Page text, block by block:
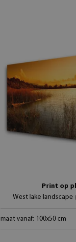
Print op
West lake landscape
maat vanaf: 100x50 cm